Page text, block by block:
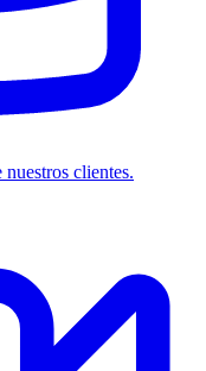
clientes.